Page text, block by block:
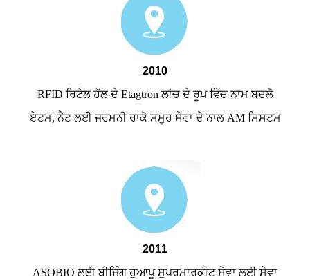
2010
RFID ਰਿਟੇਲ ਹੱਲ ਦੇ Etagtron ਲਾਂਚ ਦੇ ਰੂਪ ਵਿੱਚ ਨਾਮ ਬਦਲੋ
ਏਟਮ, ਨੈੱਟ ਲਈ ਜਰਮਨੀ ਰਾਕੋ ਸਮੂਹ ਸੇਵਾ ਦੇ ਨਾਲ AM ਸਿਸਟਮ
2011
ASOBIO ਲਈ ਬੀਜਿੰਗ ਹੁਆਪੂ ਸੁਪਰਮਾਰਕੀਟ ਸੇਵਾ ਲਈ ਸੇਵਾ